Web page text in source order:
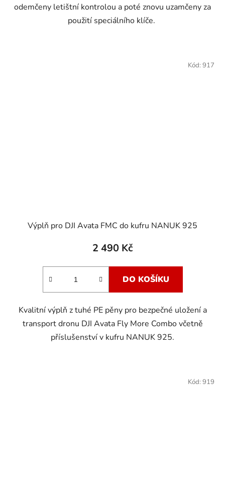
odemčeny letištní kontrolou a poté znovu uzamčeny za
použití speciálního klíče.
Výplň pro DJI Avata FMC do kufru NANUK 925
2 490 Kč
DO KOŠÍKU
Kvalitní výplň z tuhé PE pěny pro bezpečné uložení a
transport dronu DJI Avata Fly More Combo včetně
příslušenství v kufru NANUK 925.
Kód: 917
Kód: 919